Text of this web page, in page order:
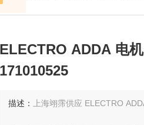
ELECTRO ADDA 电
171010525
描述： 上海翊霈供应 ELECTRO